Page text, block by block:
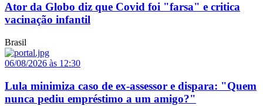
Ator da Globo diz que Covid foi "farsa" e critica
vacinação infantil
Brasil
06/08/2026 às 12:30
Lula minimiza caso de ex-assessor e dispara: "Quem
nunca pediu empréstimo a um amigo?"